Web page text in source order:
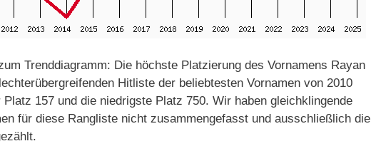
Trenddiagramm: Die höchste Platzierung des Vornamens Rayan
Hitliste der beliebtesten Vornamen von 2010
Platz 157 und die niedrigste Platz 750. Wir haben gleichklingende
für diese Rangliste nicht zusammengefasst und ausschließlich die